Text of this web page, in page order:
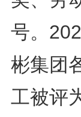
号。
彬集团
工被评